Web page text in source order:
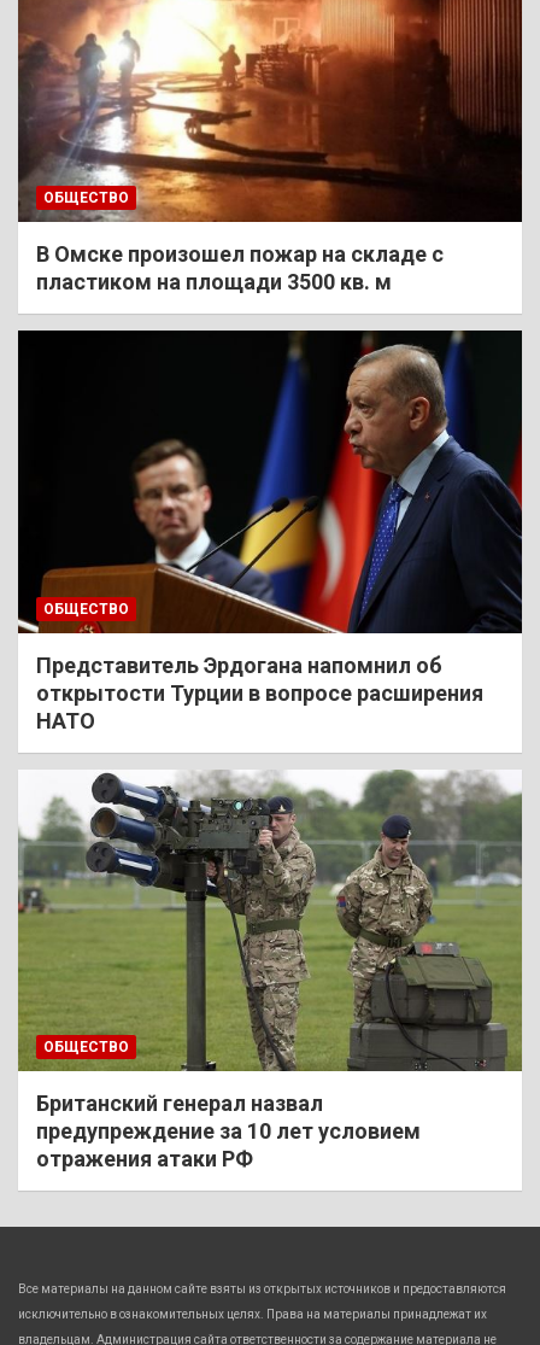
ОБЩЕСТВО
В Омске произошел пожар на складе с
пластиком на площади 3500 кв. м
ОБЩЕСТВО
Представитель Эрдогана напомнил об
открытости Турции в вопросе расширения
НАТО
ОБЩЕСТВО
Британский генерал назвал
предупреждение за 10 лет условием
отражения атаки РФ
Все материалы на данном сайте взяты из открытых источников и предоставляются
исключительно в ознакомительных целях. Права на материалы принадлежат их
владельцам. Администрация сайта ответственности за содержание материала не